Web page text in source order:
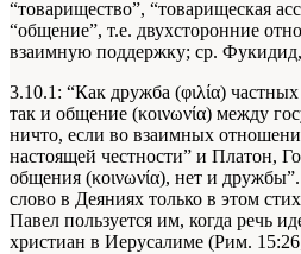
“товарищество”, “товарищеская
“общение”, т.е. двухсторонние
взаимную поддержку; ср.
3.10.1: “Как дружба (φιλία)
так и общение (κοινωνία) между
ничто, если во взаимных
настоящей честности” и Платон,
общения (κοινωνία), нет и
слово в Деяниях только в этом
Павел пользуется им, когда речь
христиан в Иерусалиме (Рим.